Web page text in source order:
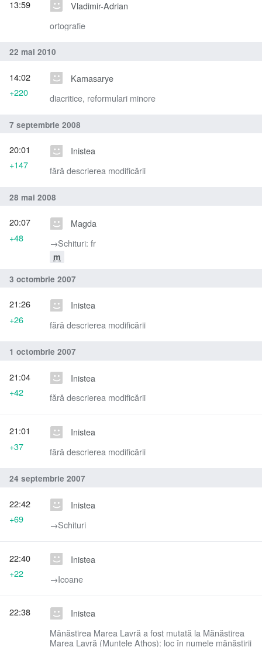
Vladimir-Adrian
ortografie
13:59
22 mai 2010
Kamasarye
diacritice, reformulari minore
14:02
+220
7 septembrie 2008
Inistea
fără descrierea modificării
20:01
+147
28 mai 2008
Magda
→‎Schituri: fr
m
20:07
+48
3 octombrie 2007
Inistea
fără descrierea modificării
21:26
+26
1 octombrie 2007
Inistea
fără descrierea modificării
21:04
+42
Inistea
fără descrierea modificării
21:01
+37
24 septembrie 2007
Inistea
→‎Schituri
22:42
+69
Inistea
→‎Icoane
22:40
+22
Inistea
Mănăstirea Marea Lavră a fost mutată la Mănăstirea
Marea Lavră (Muntele Athos): loc în numele mănăstirii
22:38